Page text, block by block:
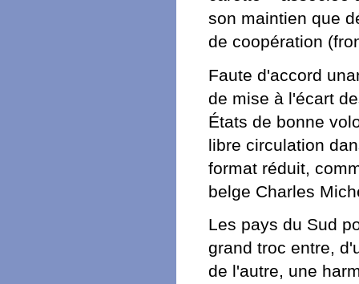
son maintien que
de coopération
Faute d'accord
de mise à l'écart
États de bonne
libre circulation
format réduit,
belge Charles
Les pays du Sud
grand troc entre,
de l'autre, une